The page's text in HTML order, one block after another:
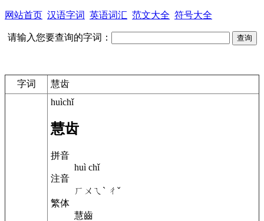
网站首页 汉语字词 英语词汇 范文大全 符号大全
请输入您要查询的字词：
字词 慧齿
huìchǐ
慧齿
拼音
huì chǐ
注音
ㄏㄨㄟˋ ㄔˇ
繁体
慧齒